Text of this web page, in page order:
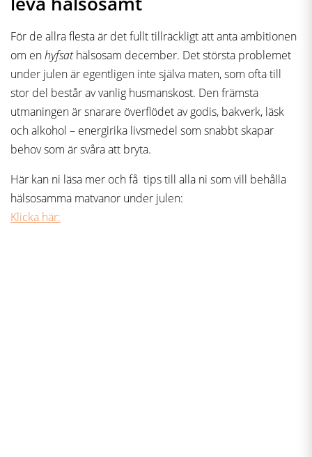
För de allra flesta är det fullt tillräckligt att anta ambitionen
om enhyfsathälsosam december. Det största problemet
under julen är egentligen inte själva maten, som ofta till
stor del består av vanlig husmanskost. Den främsta
utmaningen är snarare överflödet av godis, bakverk, läsk
och alkohol – energirika livsmedel som snabbt skapar
behov som är svåra att bryta.
Här kan ni läsa mer och få tips till alla ni som vill behålla
hälsosamma matvanor under julen:
Klicka här: